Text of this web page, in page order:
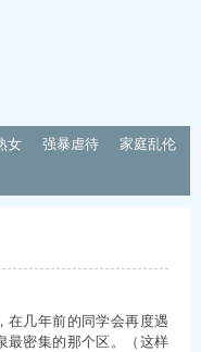
女 强暴虐待
家庭乱伦
在几年前的同学会再度遇
最密集的那个区。（这样